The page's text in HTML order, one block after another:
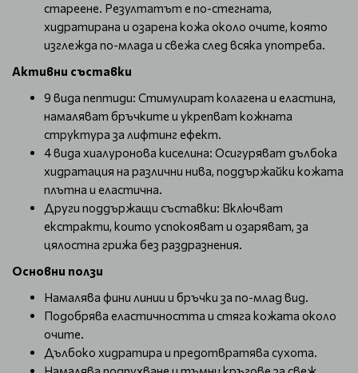
стареене. Резултатът е по-стегната,
хидратирана и озарена кожа около очите, която
изглежда по-млада и свежа след всяка употреба.
Активни съставки
9 вида пептиди: Стимулират колагена и еластина,
намаляват бръчките и укрепват кожната
структура за лифтинг ефект.
4 вида хиалуронова киселина: Осигуряват дълбока
хидратация на различни нива, поддържайки кожата
плътна и еластична.
Други поддържащи съставки: Включват
екстракти, които успокояват и озаряват, за
цялостна грижа без раздразнения.
Основни ползи
Намалява фини линии и бръчки за по-млад вид.
Подобрява еластичността и стяга кожата около
очите.
Дълбоко хидратира и предотвратява сухота.